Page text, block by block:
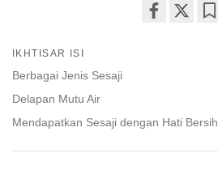
IKHTISAR ISI
Berbagai Jenis Sesaji
Delapan Mutu Air
Mendapatkan Sesaji dengan Hati Bersih